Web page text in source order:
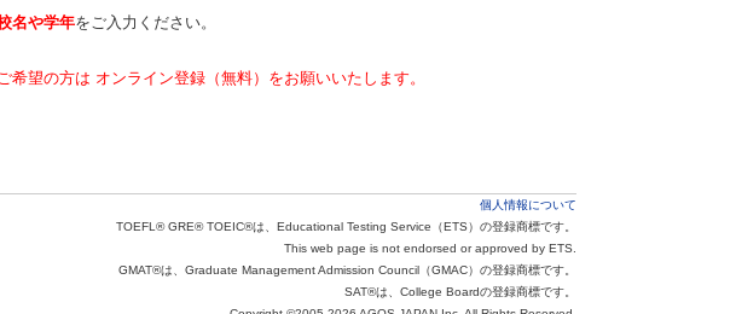
名や学年をご入力ください。
望の方は オンライン登録（無料）をお願いいたします。
個人情報について
TOEFL® GRE® TOEIC®は、Educational Testing Service（ETS）の登録商標です。
This web page is not endorsed or approved by ETS.
GMAT®は、Graduate Management Admission Council（GMAC）の登録商標です。
SAT®は、College Boardの登録商標です。